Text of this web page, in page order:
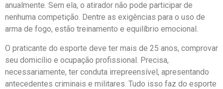
anualmente. Sem ela, o atirador não pode participar de
nenhuma competição. Dentre as exigências para o uso de
arma de fogo, estão treinamento e equilíbrio emocional.
O praticante do esporte deve ter mais de 25 anos, comprovar
seu domicílio e ocupação profissional. Precisa,
necessariamente, ter conduta irrepreensível, apresentando
antecedentes criminais e militares. Tudo isso faz do esporte